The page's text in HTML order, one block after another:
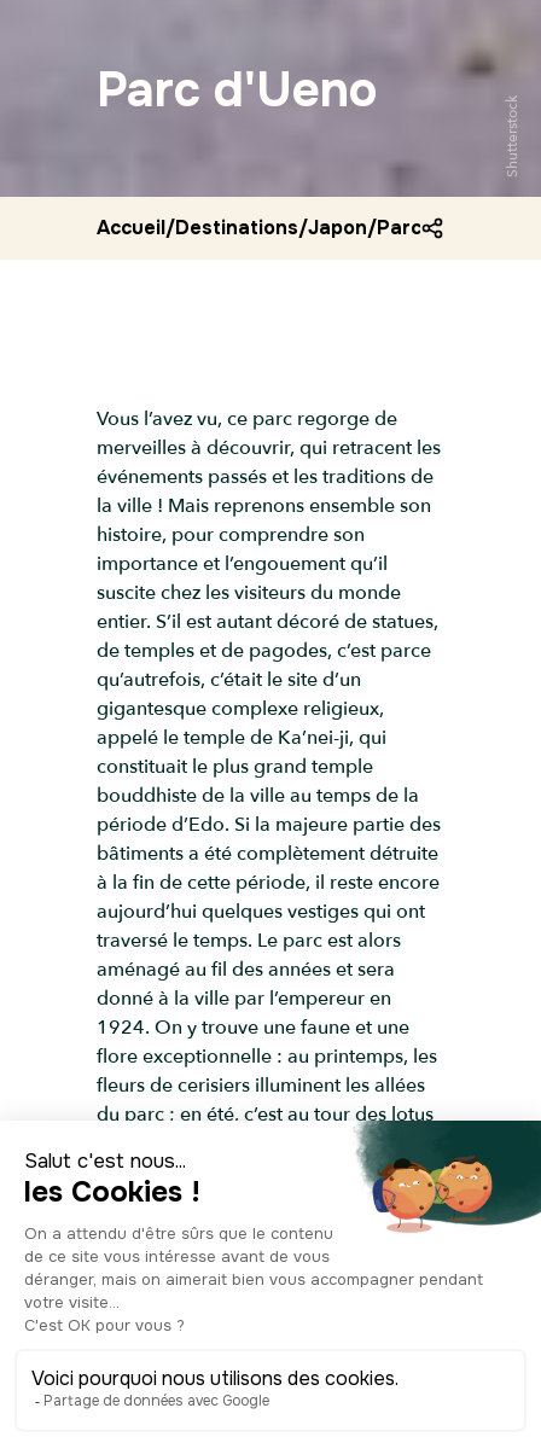
Parc d'Ueno
Shutterstock
Accueil/Destinations/Japon/Parc d ueno
Vous l’avez vu, ce parc regorge de
merveilles à découvrir, qui retracent les
événements passés et les traditions de
la ville ! Mais reprenons ensemble son
histoire, pour comprendre son
importance et l’engouement qu’il
suscite chez les visiteurs du monde
entier. S’il est autant décoré de statues,
de temples et de pagodes, c’est parce
qu’autrefois, c’était le site d’un
gigantesque complexe religieux,
appelé le temple de Ka’nei-ji, qui
constituait le plus grand temple
bouddhiste de la ville au temps de la
période d’Edo. Si la majeure partie des
bâtiments a été complètement détruite
à la fin de cette période, il reste encore
aujourd’hui quelques vestiges qui ont
traversé le temps. Le parc est alors
aménagé au fil des années et sera
donné à la ville par l’empereur en
1924. On y trouve une faune et une
flore exceptionnelle : au printemps, les
fleurs de cerisiers illuminent les allées
du parc ; en été, c’est au tour des lotus
de dévoiler leurs belles fleurs blanches
et roses dans l’étang de Shinobazu ;
dans ce même étang, vous aurez
l’occasion d’apercevoir de nombreuses
espèces d’oiseaux, qui profitent des
grandes feuilles de lotus pour jouer et
se rafraîchir ; et dans le zoo d’Ueno,
milliers d’animaux du monde entier !
Quoi, vous ne trouvez pas encore votre